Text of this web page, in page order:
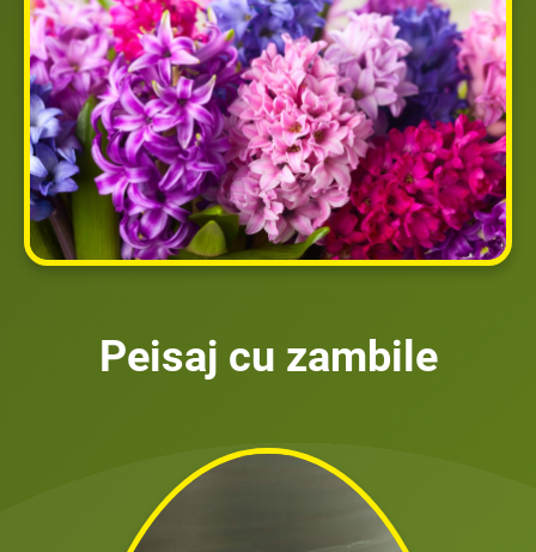
Peisaj cu zambile